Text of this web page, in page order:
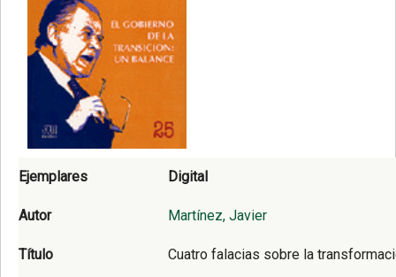
Ejemplares Digital
Autor Martínez, Javier
Título Cuatro falacias sobre la